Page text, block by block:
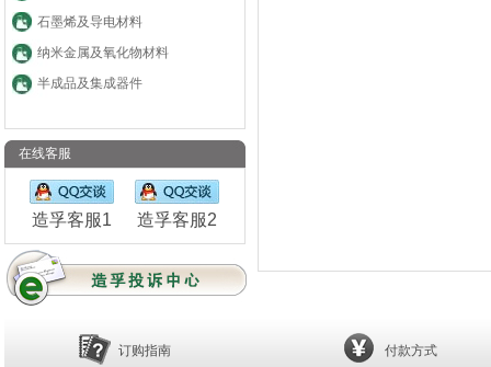
石墨烯及导电材料
纳米金属及氧化物材料
半成品及集成器件
在线客服
造孚客服1 造孚客服2
订购指南 付款方式